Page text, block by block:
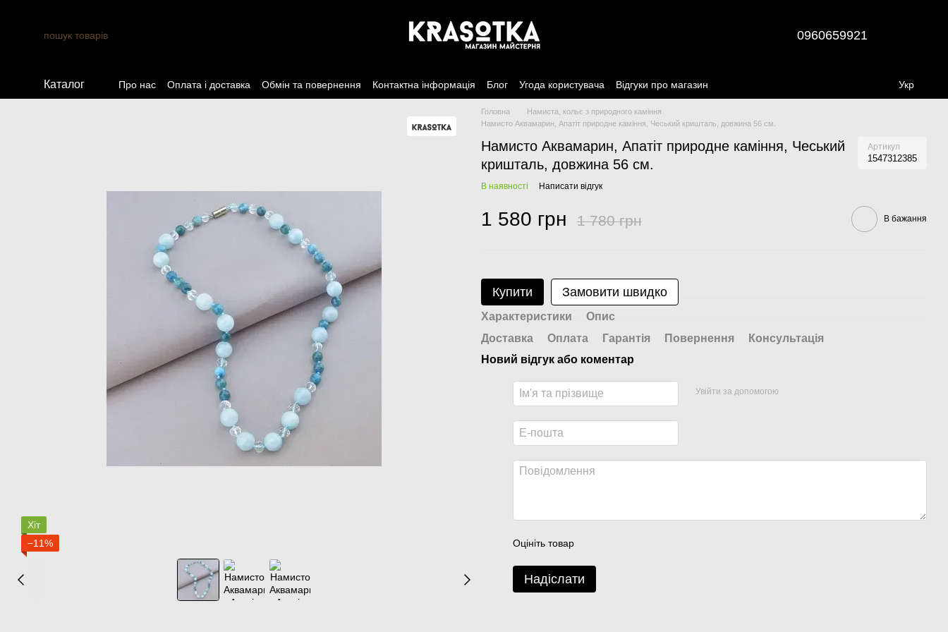
0960659921
Каталог Про нас Оплата і доставка Обмін та повернення Контактна інформація Блог Угода користувача Відгуки про магазин Укр
Хіт
−11%
Головна
Намиста, кольє з природного каміння
Намисто Аквамарин, Апатіт природне каміння, Чеський кришталь, довжина 56 см.
Намисто Аквамарин, Апатіт природне каміння, Чеський
кришталь, довжина 56 см.
Артикул
1547312385
В наявності Написати відгук
1 580 грн 1 780 грн В бажання
Купити Замовити швидко
Характеристики
Опис
Доставка
Оплата Гарантія Повернення
Консультація
Новий відгук або коментар
Увійти за допомогою
Оцініть товар
Надіслати